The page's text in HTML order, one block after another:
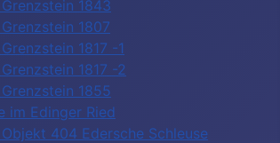
1843
1807
1817 -1
1817 -2
1855
im Edinger Ried
404 Edersche Schleuse